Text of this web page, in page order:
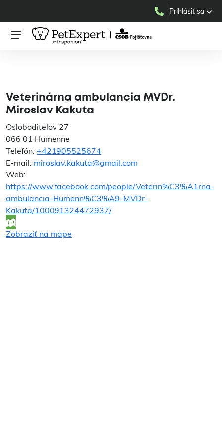
Prihlásiť sa
Veterinárna ambulancia MVDr.
Miroslav Kakuta
Osloboditeľov 27
066 01 Humenné
Telefón: +421905525674
E-mail: miroslav.kakuta@gmail.com
Web:
https://www.facebook.com/people/Veterin%C3%A1rna-
ambulancia-Humenn%C3%A9-MVDr-
Kakuta/100091324472937/
Zobraziť na mape